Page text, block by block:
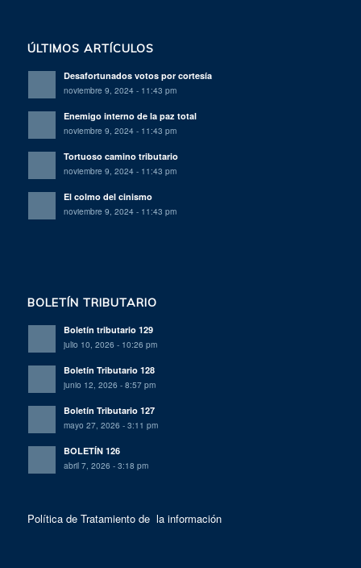
ÚLTIMOS ARTÍCULOS
Desafortunados votos por cortesía
noviembre 9, 2024 - 11:43 pm
Enemigo interno de la paz total
noviembre 9, 2024 - 11:43 pm
Tortuoso camino tributario
noviembre 9, 2024 - 11:43 pm
El colmo del cinismo
noviembre 9, 2024 - 11:43 pm
BOLETÍN TRIBUTARIO
Boletín tributario 129
julio 10, 2026 - 10:26 pm
Boletín Tributario 128
junio 12, 2026 - 8:57 pm
Boletín Tributario 127
mayo 27, 2026 - 3:11 pm
BOLETÍN 126
abril 7, 2026 - 3:18 pm
Política de Tratamiento de la información